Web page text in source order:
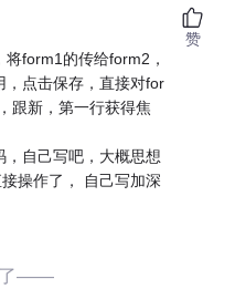
form1的传给form2，
点击保存，直接对for
跟新，第一行获得焦
，自己写吧，大概思想
操作了， 自己写加深
赞
——